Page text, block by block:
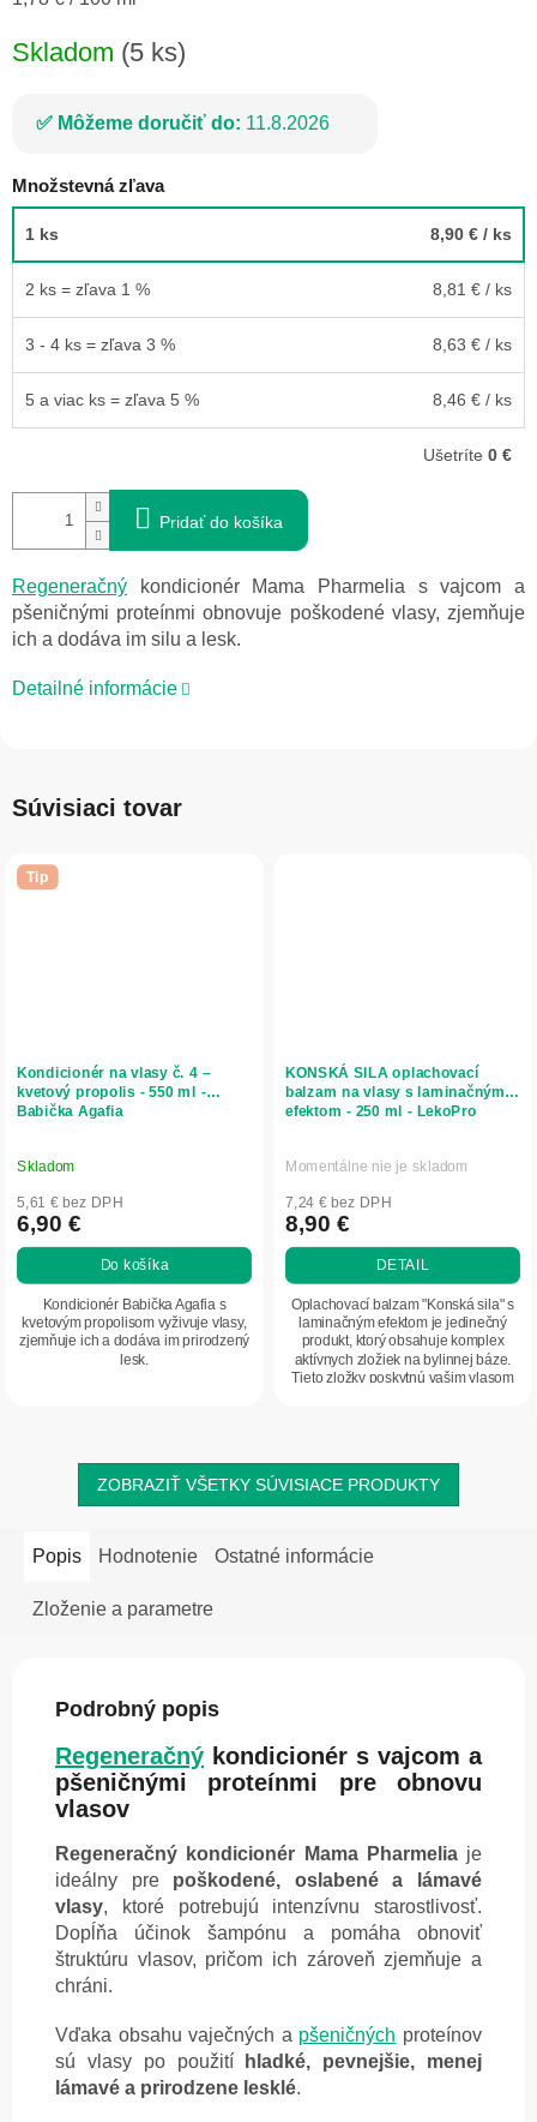
Skladom (5 ks)
Môžeme doručiť do: 11.8.2026
Množstevná zľava
1 ks 8,90 € / ks
2 ks = zľava 1 % 8,81 € / ks
3 - 4 ks = zľava 3 % 8,63 € / ks
5 a viac ks = zľava 5 % 8,46 € / ks
Ušetríte 0 €
Pridať do košíka
Regeneračný kondicionér Mama Pharmelia s vajcom a
pšeničnými proteínmi obnovuje poškodené vlasy, zjemňuje
ich a dodáva im silu a lesk.
Detailné informácie
Súvisiaci tovar
Tip
Kondicionér na vlasy č. 4 –
kvetový propolis - 550 ml -
Babička Agafia
Skladom
5,61 € bez DPH
6,90 €
Do košíka
Kondicionér Babička Agafia s
kvetovým propolisom vyživuje vlasy,
zjemňuje ich a dodáva im prirodzený
lesk.
KONSKÁ SILA oplachovací
balzam na vlasy s laminačným
efektom - 250 ml - LekoPro
Momentálne nie je skladom
7,24 € bez DPH
8,90 €
DETAIL
Oplachovací balzam "Konská sila" s
laminačným efektom je jedinečný
produkt, ktorý obsahuje komplex
aktívnych zložiek na bylinnej báze.
Tieto zložky poskytnú vašim vlasom
ZOBRAZIŤ VŠETKY SÚVISIACE PRODUKTY
Popis Hodnotenie Ostatné informácie
Zloženie a parametre
Podrobný popis
Regeneračný kondicionér s vajcom a
pšeničnými proteínmi pre obnovu
vlasov
Regeneračný kondicionér Mama Pharmeliaje
ideálny pre poškodené, oslabené a lámavé
vlasy, ktoré potrebujú intenzívnu starostlivosť.
Dopĺňa účinok šampónu a pomáha obnoviť
štruktúru vlasov, pričom ich zároveň zjemňuje a
chráni.
Vďaka obsahu vaječných a pšeničných proteínov
sú vlasy po použití
hladké, pevnejšie, menej
lámavé a prirodzene lesklé.